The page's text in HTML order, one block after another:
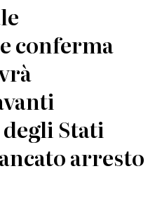
conferma
degli Stati
arresto